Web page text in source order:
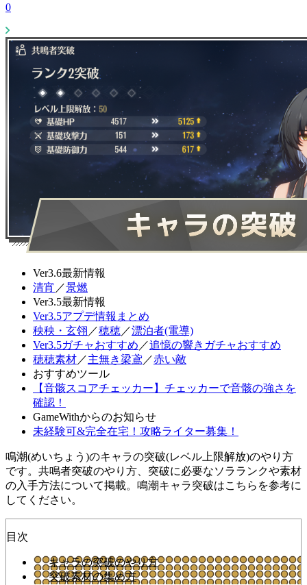
0
Ver3.6最新情報
清宵 ／景燃
Ver3.5最新情報
Ver3.5アプデ情報まとめ
秧秧・玄翎 ／穂穂／漂泊者(電導)
Ver3.5ガチャおすすめ ／追憶の響きガチャおすすめ
穂穂素材／主無き梁鳶 ／赤い敵
おすすめツール
【音骸スコアチェッカー】チェッカーで音骸の強さを
確認！
GameWithからのお知らせ
未経験可&完全在宅！攻略ライター募集！
鳴潮(めいちょう)のキャラの突破(レベル上限解放)のやり方
です。共鳴者突破のやり方、突破に必要なソラランクや素材
の入手方法について掲載。鳴潮キャラ突破はこちらを参考に
してください。
目次
キャラの突破のやり方
突破素材の集め方